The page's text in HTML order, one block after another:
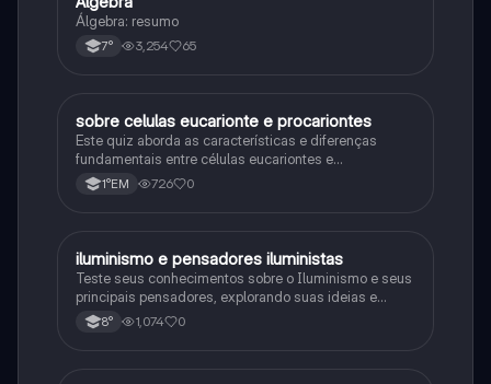
Álgebra: resumo
7° 3,254 65
Biologia
sobre celulas eucarionte e procariontes
Este quiz aborda as características e diferenças
fundamentais entre células eucariontes e
procariontes.
1°EM 726 0
História
iluminismo e pensadores iluministas
Teste seus conhecimentos sobre o Iluminismo e seus
principais pensadores, explorando suas ideias e
impacto histórico.
8° 1,074 0